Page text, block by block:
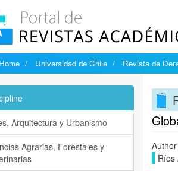
Home Universidad de Chile Revista de
Author
Ríos
Arquitectura y Urbanismo
Agrarias, Forestales y